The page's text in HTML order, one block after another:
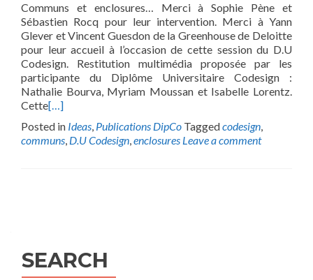
Communs et enclosures… Merci à Sophie Pène et
Sébastien Rocq pour leur intervention. Merci à Yann
Glever et Vincent Guesdon de la Greenhouse de Deloitte
pour leur accueil à l’occasion de cette session du D.U
Codesign. Restitution multimédia proposée par les
participante du Diplôme Universitaire Codesign :
Nathalie Bourva, Myriam Moussan et Isabelle Lorentz.
Cette[…]
Posted in Ideas, Publications DipCo Taggedcodesign,
communs, D.U Codesign,enclosures Leave a comment
SEARCH